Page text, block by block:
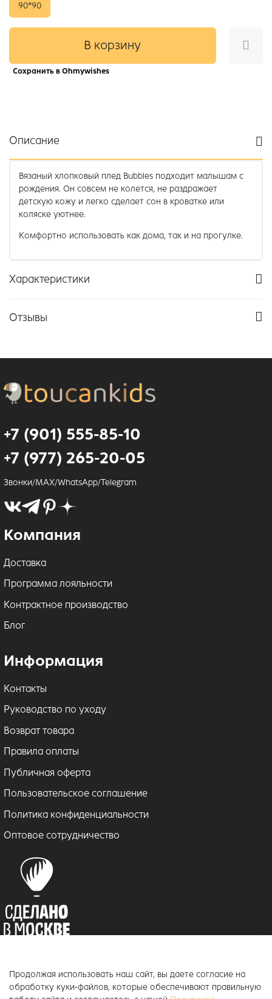
В корзину
Сохранить в Ohmywishes
90*90
Описание
Вязаный хлопковый плед Bubbles подходит малышам с
рождения. Он совсем не колется, не раздражает
детскую кожу и легко сделает сон в кроватке или
коляске уютнее.
Комфортно использовать как дома, так и на прогулке.
Характеристики
Отзывы
+7 (901) 555-85-10
+7 (977) 265-20-05
Звонки/MAX/WhatsApp/Telegram
Компания
Доставка
Программа лояльности
Контрактное производство
Блог
Информация
Контакты
Руководство по уходу
Возврат товара
Правила оплаты
Публичная оферта
Пользовательское соглашение
Политика конфиденциальности
Оптовое сотрудничество
© 2018–2026 ToucanKids ™
Официальный интернет-магазин бренда Toucankids, товары для
Продолжая использовать наш сайт, вы даете согласие на
обработку куки-файлов, которые обеспечивают правильную